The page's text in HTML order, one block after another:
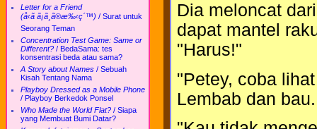
Letter for a Friend
(å‹ã ã¡ã¸ã®æ‰‹ç´™) / Surat untuk
Seorang Teman
Concentration Test Game: Same or
Different? / BedaSama: tes
konsentrasi beda atau sama?
A Story about Names / Sebuah
Kisah Tentang Nama
Playboy Dressed as a Mobile Phone
/ Playboy Berkedok Ponsel
Who Made the World Flat? / Siapa
yang Membuat Bumi Datar?
Dia meloncat
dapat mantel
"Harus!"
"Petey, coba
Lembab dan